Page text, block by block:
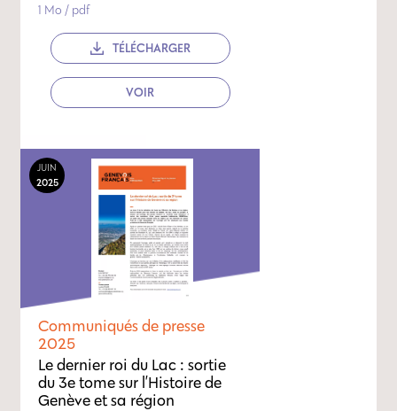
1 Mo / pdf
TÉLÉCHARGER
VOIR
JUIN
2025
Communiqués de presse
2025
Le dernier roi du Lac : sortie
du 3e tome sur l’Histoire de
Genève et sa région